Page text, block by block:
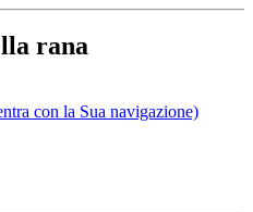
rana
con la Sua navigazione)